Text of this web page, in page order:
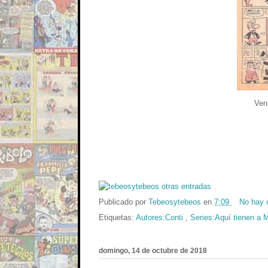
Publicado por Tebeosytebeos en 7:09
No hay
Etiquetas: Autores:Conti , Series:Aquí tienen a
domingo, 14 de octubre de 2018